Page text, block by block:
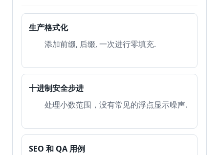
生产格式化
添加前缀, 后缀, 一次进行零填充.
十进制安全步进
处理小数范围，没有常见的浮点显示噪声.
SEO 和 QA 用例